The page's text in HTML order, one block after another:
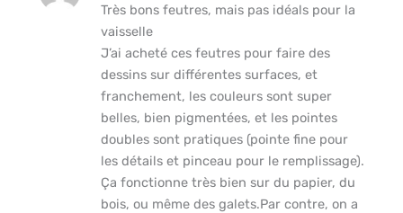
Très bons feutres, mais pas idéals pour la
vaisselle
J’ai acheté ces feutres pour faire des
dessins sur différentes surfaces, et
franchement, les couleurs sont super
belles, bien pigmentées, et les pointes
doubles sont pratiques (pointe fine pour
les détails et pinceau pour le remplissage).
Ça fonctionne très bien sur du papier, du
bois, ou même des galets.Par contre, on a